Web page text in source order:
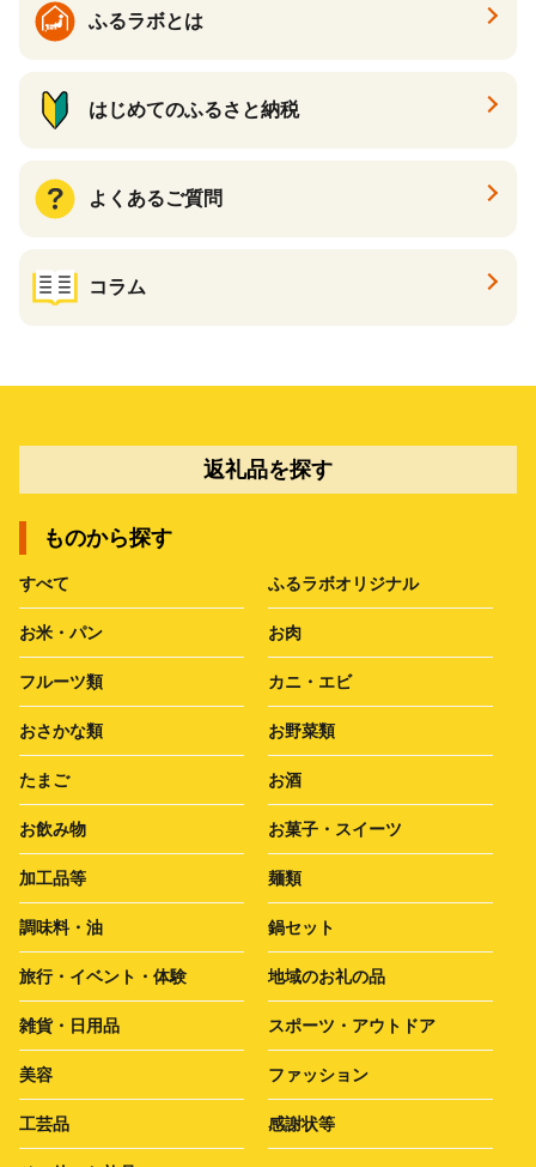
ふるラボとは
はじめてのふるさと納税
よくあるご質問
コラム
返礼品を探す
ものから探す
すべて ふるラボオリジナル
お米・パン お肉
フルーツ類 カニ・エビ
おさかな類 お野菜類
たまご お酒
お飲み物 お菓子・スイーツ
加工品等 麺類
調味料・油 鍋セット
旅行・イベント・体験 地域のお礼の品
雑貨・日用品 スポーツ・アウトドア
美容 ファッション
工芸品 感謝状等